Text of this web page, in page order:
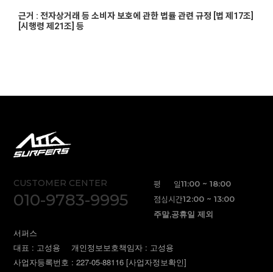
근거 : 전자상거래 등 소비자 보호에 관한 법률 관련 규정 [법 제17조]
[시행령 제21조] 등
CUSTOMER CENTER
010-9783-9995
평 일11:00 ~ 18:00
점심시간12:00 ~ 13:00
주말,공휴일 제외
서퍼스
대표 : 고성용
개인정보보호책임자 : 고성용
사업자등록번호 : 227-05-88116[사업자정보확인]